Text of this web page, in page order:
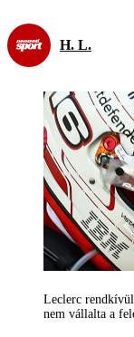
H. L.
Leclerc rendkívül
nem vállalta a